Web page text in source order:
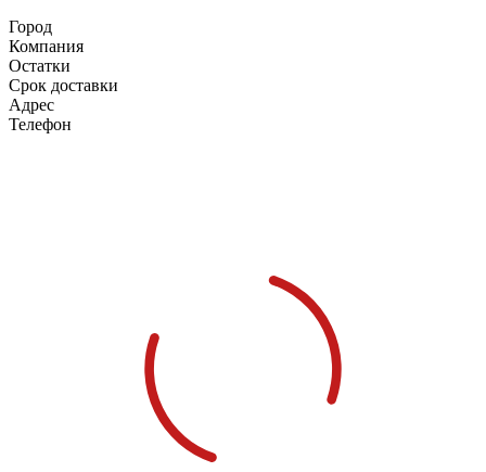
Город
Компания
Остатки
Срок доставки
Адрес
Телефон